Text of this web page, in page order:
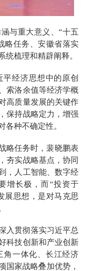
与重大意义、“十五
略任务、安徽省落实
统梳理和精辟阐释。
经济思想中的原创
索洛余值等经济学概
高质量发展的关键作
保持战略定力，增强
各种不确定性。
略任务时，裴晓鹏表
夯实战略基点，协同
，人工智能、数字经
增长极，而“投资于
展思想，是对马克思
入贯彻落实习近平总
科技创新和产业创新
角一体化、长江经济
国家战略叠加优势，